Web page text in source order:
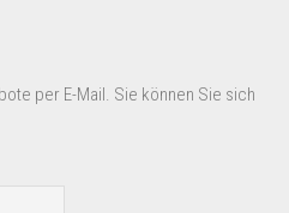
per E-Mail. Sie können Sie sich